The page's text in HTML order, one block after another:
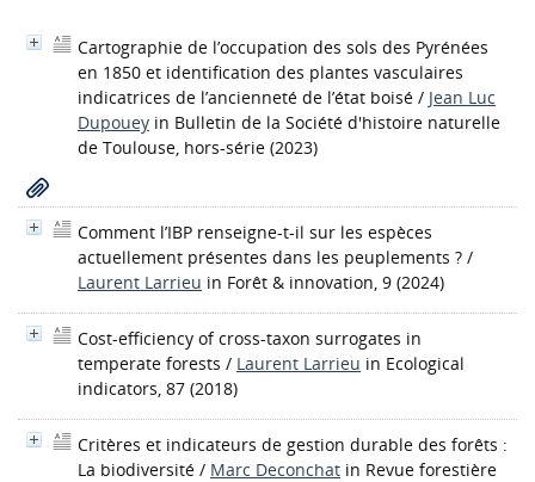
Cartographie de l’occupation des sols des Pyrénées
en 1850 et identification des plantes vasculaires
indicatrices de l’ancienneté de l’état boisé / Jean Luc
Dupouey in Bulletin de la Société d'histoire naturelle
de Toulouse, hors-série (2023)
Comment l’IBP renseigne-t-il sur les espèces
actuellement présentes dans les peuplements ? /
Laurent Larrieu in Forêt & innovation, 9 (2024)
Cost-efficiency of cross-taxon surrogates in
temperate forests / Laurent Larrieu in Ecological
indicators, 87 (2018)
Critères et indicateurs de gestion durable des forêts :
La biodiversité / Marc Deconchat in Revue forestière